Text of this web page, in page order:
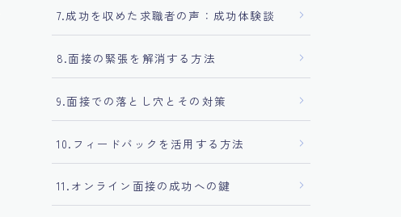
7.成功を収めた求職者の声：成功体験談
8.面接の緊張を解消する方法
9.面接での落とし穴とその対策
10.フィードバックを活用する方法
11.オンライン面接の成功への鍵